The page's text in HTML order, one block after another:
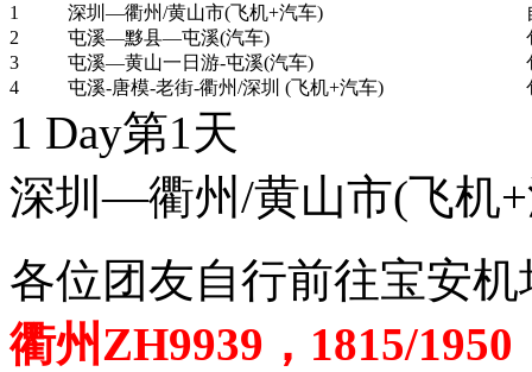
1
深圳—衢州/黄山市(飞机+汽车)
2
屯溪—黟县—屯溪(汽车)
3
屯溪—黄山一日游-屯溪(汽车)
4
屯溪-唐模-老街-衢州/深圳 (飞机+汽车)
1 Day第1天
深圳—衢州/黄山市(飞机
各位团友自行前往宝安
衢州ZH9939，1815/1950